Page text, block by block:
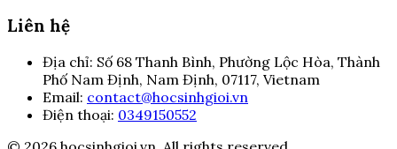
Liên hệ
Địa chỉ: Số 68 Thanh Bình, Phường Lộc Hòa, Thành
Phố Nam Định, Nam Định, 07117, Vietnam
Email: contact@hocsinhgioi.vn
Điện thoại: 0349150552